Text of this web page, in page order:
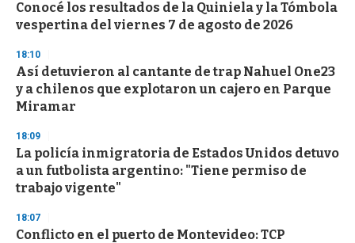
Conocé los resultados de la Quiniela y la Tómbola
vespertina del viernes 7 de agosto de 2026
18:10
Así detuvieron al cantante de trap Nahuel One23
y a chilenos que explotaron un cajero en Parque
Miramar
18:09
La policía inmigratoria de Estados Unidos detuvo
a un futbolista argentino: "Tiene permiso de
trabajo vigente"
18:07
Conflicto en el puerto de Montevideo: TCP